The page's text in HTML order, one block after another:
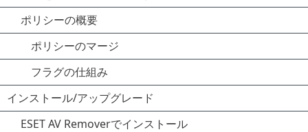
ポリシーの概要
ポリシーのマージ
フラグの仕組み
インストール/アップグレード
ESET AV Removerでインストール